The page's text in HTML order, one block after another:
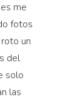
me
fotos
un
del
solo
las